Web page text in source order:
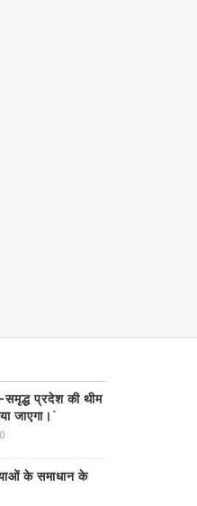
समृद्ध प्रदेश की थीम
जाएगा।`
0
के समाधान के